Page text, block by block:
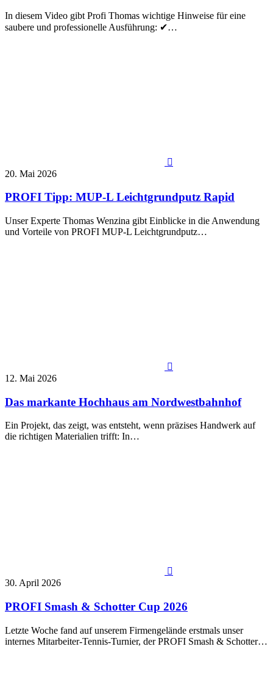
In diesem Video gibt Profi Thomas wichtige Hinweise für eine
saubere und professionelle Ausführung: ✔…

20. Mai 2026
PROFI Tipp: MUP-L Leichtgrundputz Rapid
Unser Experte Thomas Wenzina gibt Einblicke in die Anwendung
und Vorteile von PROFI MUP-L Leichtgrundputz…

12. Mai 2026
Das markante Hochhaus am Nordwestbahnhof
Ein Projekt, das zeigt, was entsteht, wenn präzises Handwerk auf
die richtigen Materialien trifft: In…

30. April 2026
PROFI Smash & Schotter Cup 2026
Letzte Woche fand auf unserem Firmengelände erstmals unser
internes Mitarbeiter-Tennis-Turnier, der PROFI Smash & Schotter…